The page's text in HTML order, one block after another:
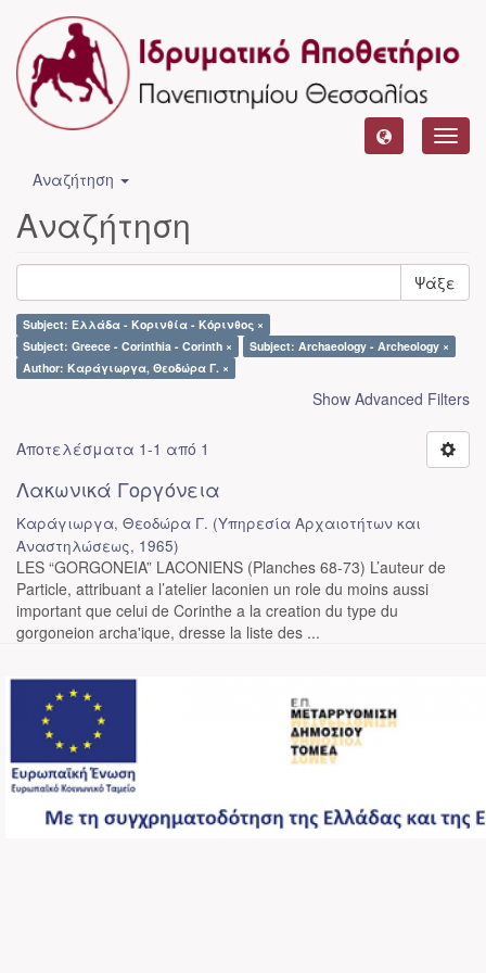
Αναζήτηση
Αναζήτηση
Ψάξε
Subject: Ελλάδα - Κορινθία - Κόρινθος ×
Subject: Greece - Corinthia - Corinth ×
Subject: Archaeology - Archeology ×
Author: Καράγιωργα, Θεοδώρα Γ. ×
Show Advanced Filters
Αποτελέσματα 1-1 από 1
Λακωνικά Γοργόνεια
Καράγιωργα, Θεοδώρα Γ. (Υπηρεσία Αρχαιοτήτων και
Αναστηλώσεως, 1965)
LES “GORGONEIA” LACONIENS (Planches 68-73) L’auteur de
Particle, attribuant a l’atelier laconien un role du moins aussi
important que celui de Corinthe a la creation du type du
gorgoneion archa'ique, dresse la liste des ...